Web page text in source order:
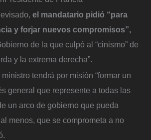
el mandatario pidió “para
y forjar nuevos compromisos”,
de la que culpó al “cinismo” de
y la extrema derecha”.
tendrá por misión “formar un
general que represente a todas las
un arco de gobierno que pueda
menos, que se comprometa a no